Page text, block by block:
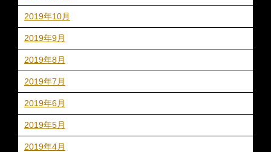
2019年10月
2019年9月
2019年8月
2019年7月
2019年6月
2019年5月
2019年4月